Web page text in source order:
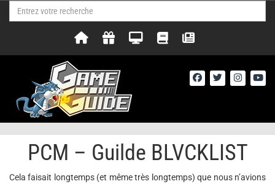
PCM – Guilde BLVCKLIST
Cela faisait longtemps (et même très longtemps) que nous n’avions